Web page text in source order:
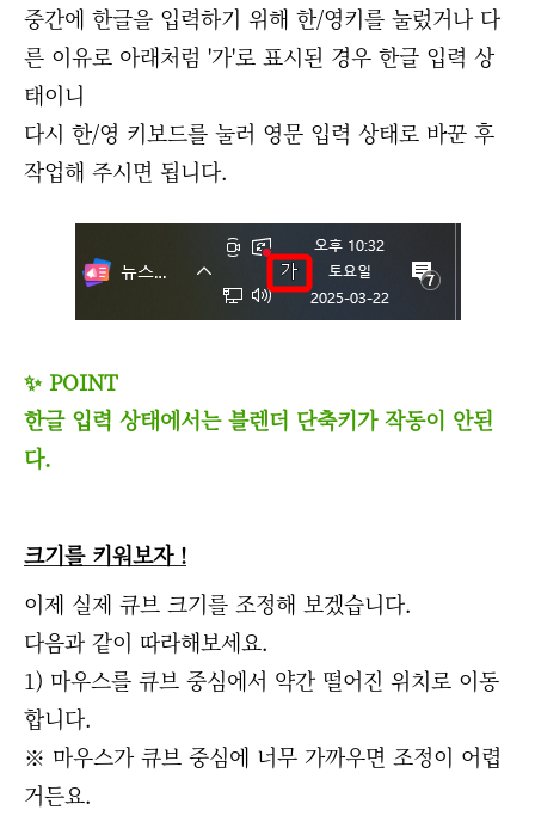
중간에 한글을 입력하기 위해 한/영키를 눌렀거나 다
른 이유로 아래처럼 '가'로 표시된 경우 한글 입력 상
태이니
다시 한/영 키보드를 눌러 영문 입력 상태로 바꾼 후
작업해 주시면 됩니다.
✨ POINT
한글 입력 상태에서는 블렌더 단축키가 작동이 안된
다.
크기를 키워보자 !
이제 실제 큐브 크기를 조정해 보겠습니다.
다음과 같이 따라해보세요.
1) 마우스를 큐브 중심에서 약간 떨어진 위치로 이동
합니다.
※ 마우스가 큐브 중심에 너무 가까우면 조정이 어렵
거든요.